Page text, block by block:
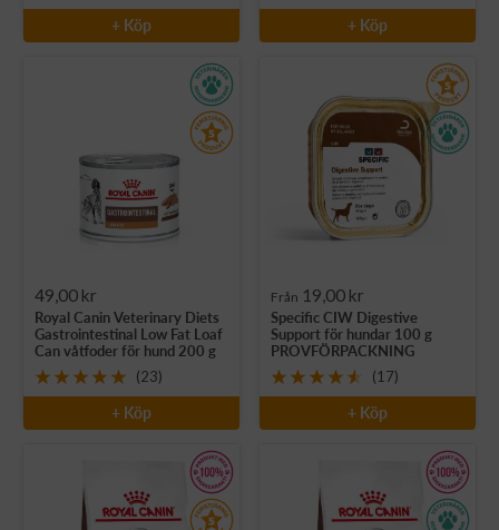
+ Köp + Köp
Rea-
pris
49,00 kr
Royal Canin Veterinary Diets
Gastrointestinal Low Fat Loaf
Can våtfoder för hund 200 g
(23)
+ Köp
Rea-
pris
Från 19,00 kr
Specific CIW Digestive
Support för hundar 100 g
PROVFÖRPACKNING
(17)
+ Köp